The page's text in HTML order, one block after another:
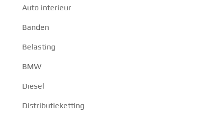
Auto interieur
Banden
Belasting
BMW
Diesel
Distributieketting